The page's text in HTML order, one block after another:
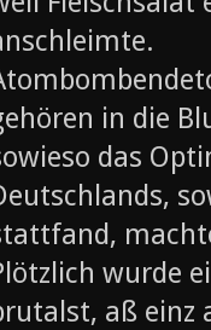
in die
das
wurde
aß einz